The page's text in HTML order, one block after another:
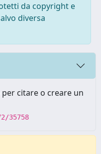
da copyright e
diversa
citare o creare un
35758